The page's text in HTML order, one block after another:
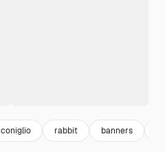
coniglio rabbit banners